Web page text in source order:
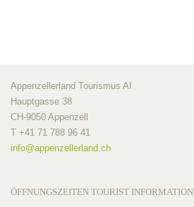
Appenzellerland Tourismus AI
Hauptgasse 38
CH-9050 Appenzell
T +41 71 788 96 41
info@appenzellerland.ch
ÖFFNUNGSZEITEN TOURIST INFORMATION